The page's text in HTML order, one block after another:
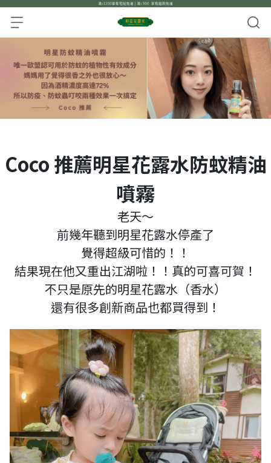
Coco 推薦明星花露水防蚊精油
噴霧
老天～
前幾年聽到明星花露水停產了
覺得超級可惜的！！
結果現在他又重出江湖啦！！真的可喜可賀！
不只是原先的明星花露水（香水）
還有很多創新商品也都買得到！